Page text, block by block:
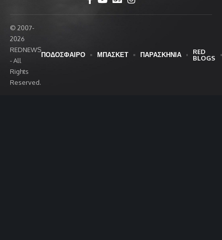
© 2007-
2026
REDNEWS
- All
Rights
Reserved.
ΠΟΔΟΣΦΑΙΡΟ ΜΠΑΣΚΕΤ ΠΑΡΑΣΚΗΝΙΑ
RED
BLOGS